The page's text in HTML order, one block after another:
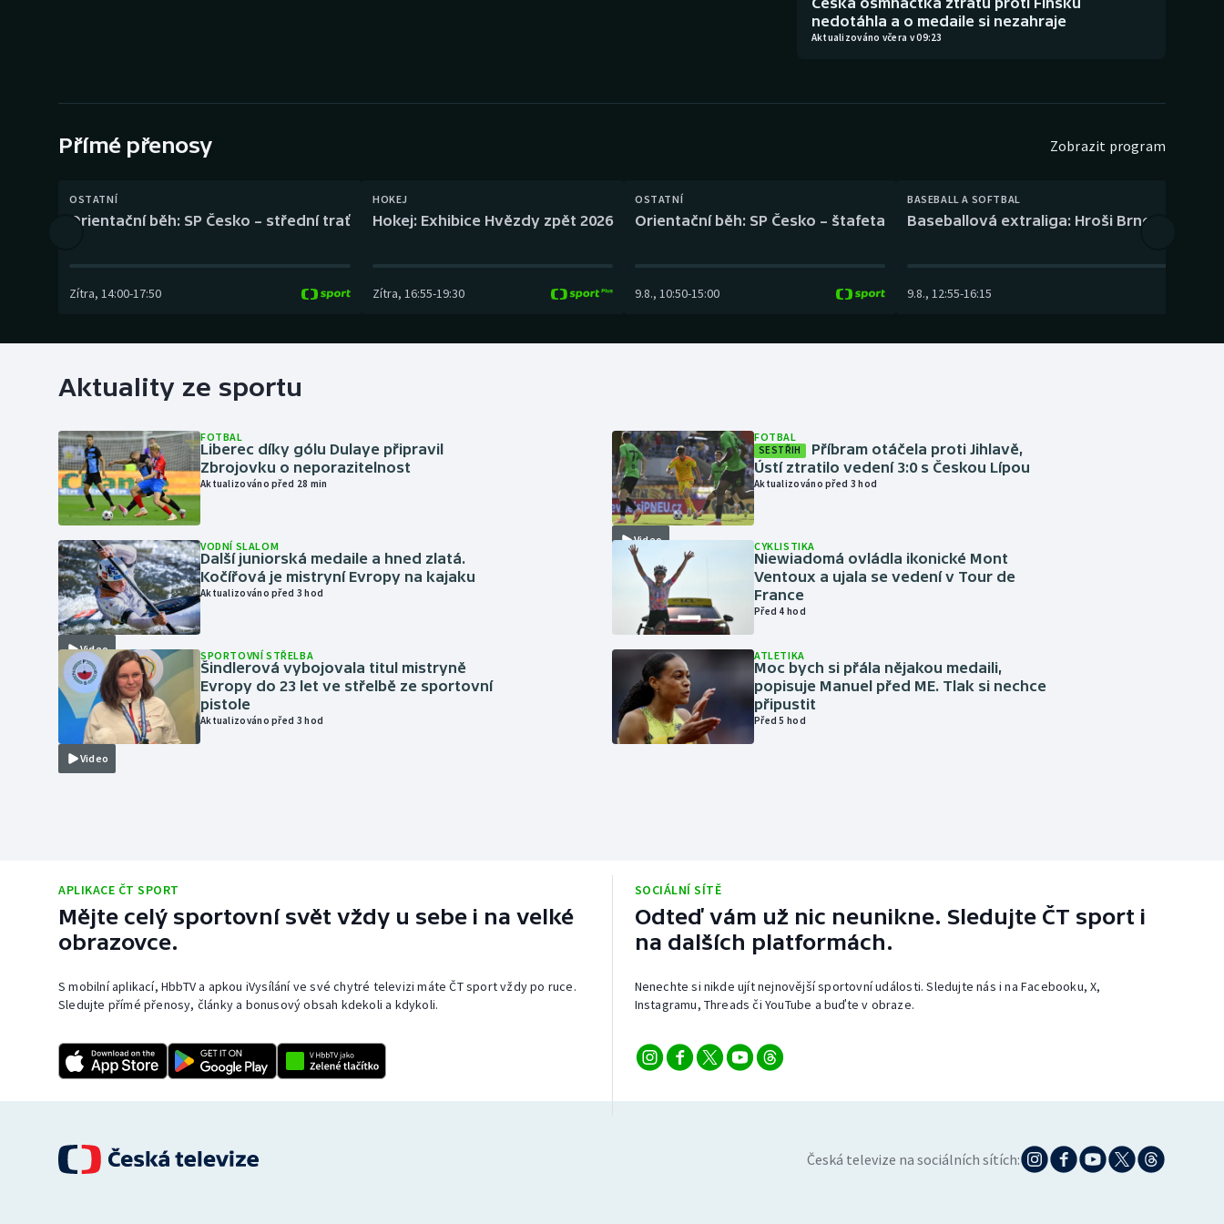
Gymnastika Plážový volejbal
nedotáhla a o medaile si nezahraje
Aktualizováno včera v 09:23
Přímé přenosy Zobrazit program
OSTATNÍ
Orientační běh: SP Česko – střední trať
Zítra, 14:00-17:50
HOKEJ
Hokej: Exhibice Hvězdy zpět 2026
Zítra, 16:55-19:30
OSTATNÍ
Orientační běh: SP Česko – štafeta
9.8., 10:50-15:00
BASEBALL A SOFTBAL
Baseballová extraliga: Hroši Brno – Eagles
9.8., 12:55-16:15
Aktuality ze sportu
FOTBAL
Liberec díky gólu Dulaye připravil
Zbrojovku o neporazitelnost
Aktualizováno před 28 min
Video
VODNÍ SLALOM
Další juniorská medaile a hned zlatá.
Kočířová je mistryní Evropy na kajaku
Aktualizováno před 3 hod
Video
SPORTOVNÍ STŘELBA
Šindlerová vybojovala titul mistryně
Evropy do 23 let ve střelbě ze sportovní
pistole
Aktualizováno před 3 hod
Video
FOTBAL
SESTŘIH
Příbram otáčela proti Jihlavě,
Ústí ztratilo vedení 3:0 s Českou Lípou
Aktualizováno před 3 hod
CYKLISTIKA
Niewiadomá ovládla ikonické Mont
Ventoux a ujala se vedení v Tour de
France
Před 4 hod
ATLETIKA
Moc bych si přála nějakou medaili,
popisuje Manuel před ME. Tlak si nechce
připustit
Před 5 hod
APLIKACE ČT SPORT
Mějte celý sportovní svět vždy u sebe i na velké
obrazovce.
S mobilní aplikací, HbbTV a apkou iVysílání ve své chytré televizi máte ČT sport vždy po ruce.
Sledujte přímé přenosy, články a bonusový obsah kdekoli a kdykoli.
SOCIÁLNÍ SÍTĚ
Odteď vám už nic neunikne. Sledujte ČT sport i
na dalších platformách.
Nenechte si nikde ujít nejnovější sportovní události. Sledujte nás i na Facebooku, X,
Instagramu, Threads či YouTube a buďte v obraze.
Česká televize na sociálních sítích: